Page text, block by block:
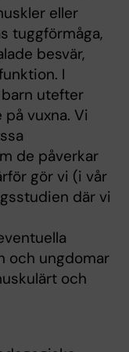
eller
tuggförmåga,
besvär,
I
utefter
vuxna. Vi
de påverkar
gör vi (i vår
där vi
och ungdomar
och